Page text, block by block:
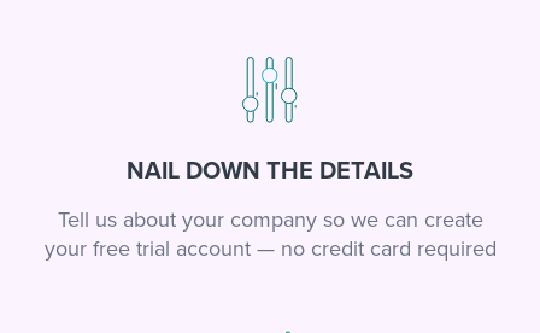
NAIL DOWN THE DETAILS
Tell us about your company so we can create
your free trial account — no credit card required